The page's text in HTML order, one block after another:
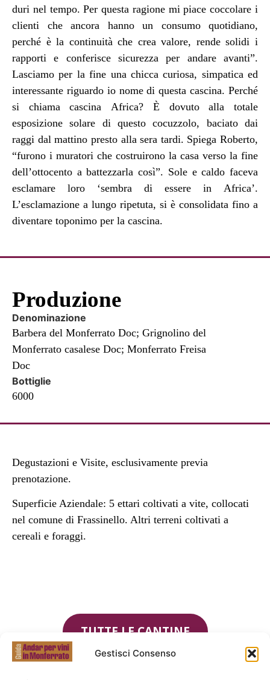
Gestisci Consenso
duri nel tempo. Per questa ragione mi piace coccolare i
clienti che ancora hanno un consumo quotidiano,
perché è la continuità che crea valore, rende solidi i
rapporti e conferisce sicurezza per andare avanti”.
Lasciamo per la fine una chicca curiosa, simpatica ed
interessante riguardo io nome di questa cascina. Perché
si chiama cascina Africa? È dovuto alla totale
esposizione solare di questo cocuzzolo, baciato dai
raggi dal mattino presto alla sera tardi. Spiega Roberto,
“furono i muratori che costruirono la casa verso la fine
dell’ottocento a battezzarla così”. Sole e caldo faceva
esclamare loro ‘sembra di essere in Africa’.
L’esclamazione a lungo ripetuta, si è consolidata fino a
diventare toponimo per la cascina.
Produzione
Denominazione
Barbera del Monferrato Doc; Grignolino del
Monferrato casalese Doc; Monferrato Freisa
Doc
Bottiglie
6000
Degustazioni e Visite, esclusivamente previa
prenotazione.
Superficie Aziendale: 5 ettari coltivati a vite, collocati
nel comune di Frassinello. Altri terreni coltivati a
cereali e foraggi.
TUTTE LE CANTINE